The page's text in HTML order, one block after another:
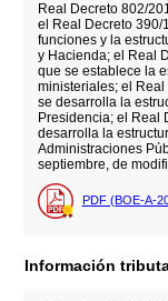
Real Decreto 802/
el Real Decreto 390/
funciones y la
y Hacienda; el Real
que se establece la
ministeriales; el
se desarrolla la
Presidencia; el Real
desarrolla la
Administraciones
septiembre, de
PDF (BOE-A-
Información